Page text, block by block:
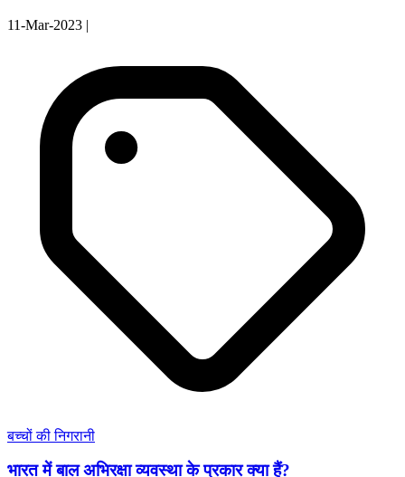
11-Mar-2023 |
बच्चों की निगरानी
भारत में बाल अभिरक्षा व्यवस्था के प्रकार क्या हैं?